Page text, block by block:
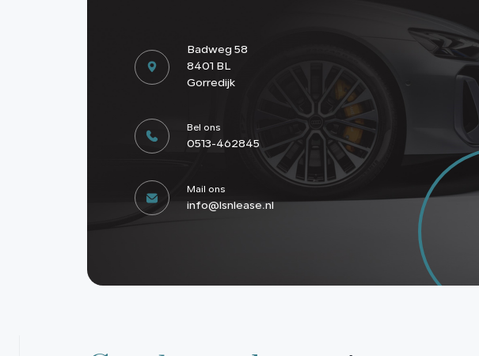
Badweg 58
8401 BL
Gorredijk
Bel ons
0513-462845
Mail ons
info@lsnlease.nl